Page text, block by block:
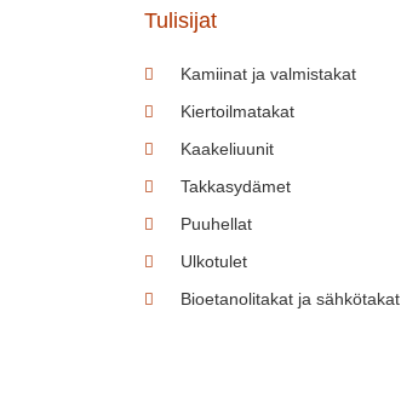
Tulisijat
Kamiinat ja valmistakat
Kiertoilmatakat
Kaakeliuunit
Takkasydämet
Puuhellat
Ulkotulet
Bioetanolitakat ja sähkötakat